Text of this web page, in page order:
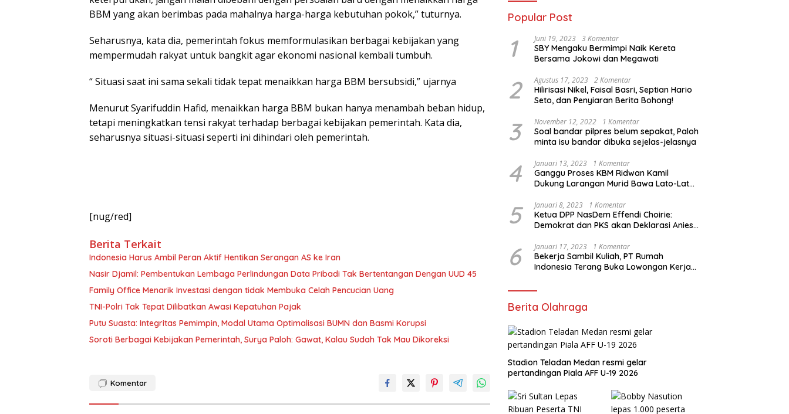
BBM yang akan berimbas pada mahalnya harga-harga kebutuhan pokok,” tuturnya.
Seharusnya, kata dia, pemerintah fokus memformulasikan berbagai kebijakan yang
mempermudah rakyat untuk bangkit agar ekonomi nasional kembali tumbuh.
“ Situasi saat ini sama sekali tidak tepat menaikkan harga BBM bersubsidi,” ujarnya
Menurut Syarifuddin Hafid, menaikkan harga BBM bukan hanya menambah beban hidup,
tetapi meningkatkan tensi rakyat terhadap berbagai kebijakan pemerintah. Kata dia,
seharusnya situasi-situasi seperti ini dihindari oleh pemerintah.
[nug/red]
Berita Terkait
Indonesia Harus Ambil Peran Aktif Hentikan Serangan AS ke Iran
Nasir Djamil: Pembentukan Lembaga Perlindungan Data Pribadi Tak Bertentangan Dengan UUD 45
Family Office Menarik Investasi dengan tidak Membuka Celah Pencucian Uang
TNI-Polri Tak Tepat Dilibatkan Awasi Kepatuhan Pajak
Putu Suasta: Integritas Pemimpin, Modal Utama Optimalisasi BUMN dan Basmi Korupsi
Soroti Berbagai Kebijakan Pemerintah, Surya Paloh: Gawat, Kalau Sudah Tak Mau Dikoreksi
Komentar
Popular Post
1 Juni 19, 2023 3 Komentar
SBY Mengaku Bermimpi Naik Kereta
Bersama Jokowi dan Megawati
2 Agustus 17, 2023 2 Komentar
Hilirisasi Nikel, Faisal Basri, Septian Hario
Seto, dan Penyiaran Berita Bohong!
3 November 12, 2022 1 Komentar
Soal bandar pilpres belum sepakat, Paloh
minta isu bandar dibuka sejelas-jelasnya
4 Januari 13, 2023 1 Komentar
Ganggu Proses KBM Ridwan Kamil
Dukung Larangan Murid Bawa Lato-Lato
5 Januari 8, 2023 1 Komentar
Ketua DPP NasDem Effendi Choirie:
Demokrat dan PKS akan Deklarasi Anies
6 Januari 17, 2023 1 Komentar
Bekerja Sambil Kuliah, PT Rumah
Indonesia Terang Buka Lowongan Kerja
Berita Olahraga
Stadion Teladan Medan resmi gelar
pertandingan Piala AFF U-19 2026